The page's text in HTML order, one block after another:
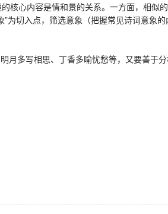
心内容是情和景的关系。一方面，相似
切入点，筛选意象（把握常见诗词意象
写相思、丁香多喻忧愁等，又要善于分